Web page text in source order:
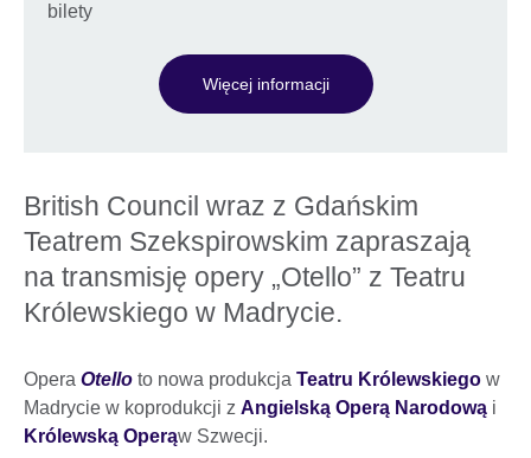
bilety
Więcej informacji
British Council wraz z Gdańskim
Teatrem Szekspirowskim zapraszają
na transmisję opery „Otello” z Teatru
Królewskiego w Madrycie.
Opera Otello to nowa produkcja Teatru Królewskiego w
Madrycie w koprodukcji z Angielską Operą Narodową i
Królewską Operąw Szwecji.